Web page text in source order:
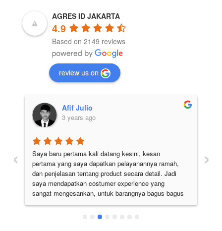
AGRES ID JAKARTA
4.9
Based on 2149 reviews
review us on
Afif Julio
3 years ago
Saya baru pertama kali datang kesini, kesan
pertama yang saya dapatkan pelayanannya ramah,
dan penjelasan tentang product secara detail. Jadi
saya mendapatkan costumer experience yang
sangat mengesankan, untuk barangnya bagus bagus
semua. Pokoknya the best deh
‹ ›